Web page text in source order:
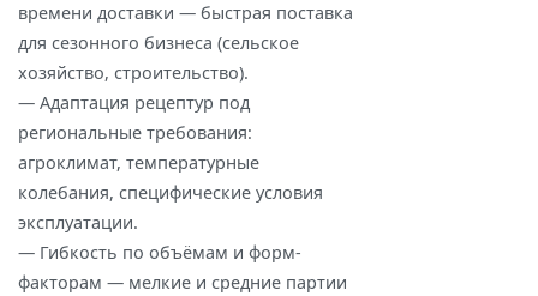
времени доставки — быстрая поставка
для сезонного бизнеса (сельское
хозяйство, строительство).
— Адаптация рецептур под
региональные требования:
агроклимат, температурные
колебания, специфические условия
эксплуатации.
— Гибкость по объёмам и форм-
факторам — мелкие и средние партии